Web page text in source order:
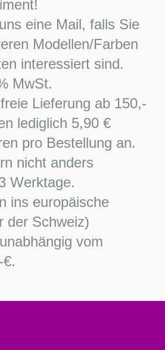
eine Mail, falls Sie
Modellen/Farben
interessiert sind.
MwSt.
Lieferung ab 150,-
lediglich 5,90 €
pro Bestellung an.
nicht anders
Werktage.
ins europäische
der Schweiz)
vom